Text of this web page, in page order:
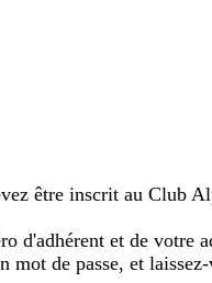
être inscrit au Club
d'adhérent et de votre
mot de passe, et